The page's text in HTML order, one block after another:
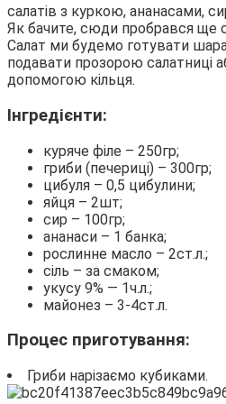
Як бачите, сюди пробрався ще
Салат ми будемо готувати
подавати прозорою салатниці
допомогою кільця.
Інгредієнти:
куряче філе – 250гр;
гриби (печериці) – 300гр;
цибуля – 0,5 цибулини;
яйця – 2шт;
сир – 100гр;
ананаси – 1 банка;
рослинне масло – 2ст.л.;
сіль – за смаком;
укусу 9% — 1ч.л.;
майонез – 3-4ст.л.
Процес приготування:
Гриби нарізаємо кубиками.